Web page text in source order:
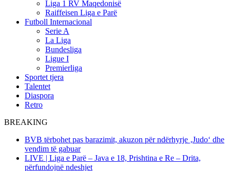
Liga 1 RV Maqedonisë
Raiffeisen Liga e Parë
Futboll Internacional
Serie A
La Liga
Bundesliga
Ligue I
Premierliga
Sportet tjera
Talentet
Diaspora
Retro
BREAKING
BVB tërbohet pas barazimit, akuzon për ndërhyrje ‚Judo‘ dhe
vendim të gabuar
LIVE | Liga e Parë – Java e 18, Prishtina e Re – Drita,
përfundojnë ndeshjet